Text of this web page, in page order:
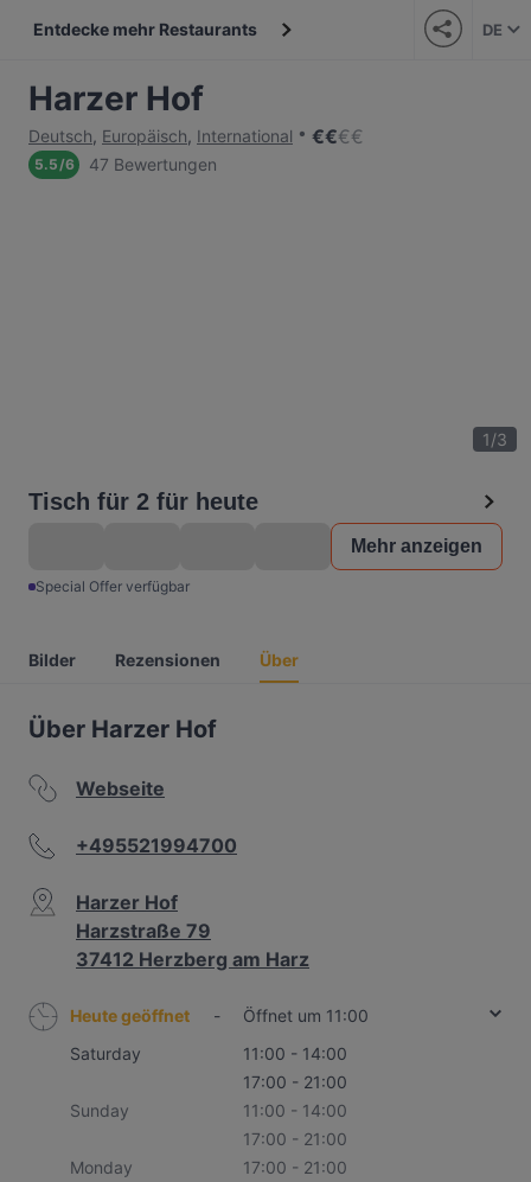
Entdecke mehr Restaurants DE
Harzer Hof
Deutsch, Europäisch, International €€€€
5.5/6 47 Bewertungen
1/3
Tisch für 2 für heute
Mehr anzeigen
Special Offer verfügbar
Bilder Rezensionen Über
Über Harzer Hof
Webseite
+495521994700
Harzer Hof
Harzstraße 79
37412 Herzberg am Harz
Heute geöffnet -
Öffnet um 11:00
Saturday
11:00 - 14:00
17:00 - 21:00
Sunday
11:00 - 14:00
17:00 - 21:00
Monday
17:00 - 21:00